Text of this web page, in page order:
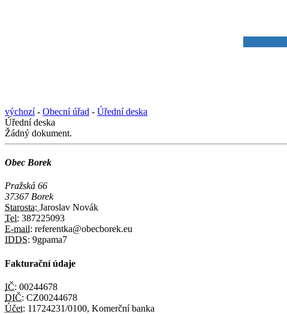
výchozí- Obecní úřad - Úřední deska
Úřední deska
Žádný dokument.
Obec Borek
Pražská 66
37367 Borek
Starosta: Jaroslav Novák
Tel: 387225093
E-mail: referentka@obecborek.eu
IDDS: 9gpama7
Fakturační údaje
IČ: 00244678
DIČ: CZ00244678
Účet: 11724231/0100, Komerční banka